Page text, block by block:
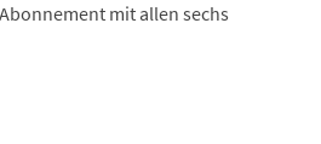
mit allen sechs